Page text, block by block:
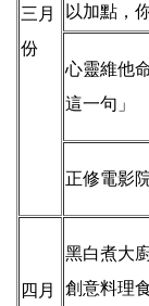
三月
份
以加點，
心靈維他
這一句」
正修電影
四月
黑白煮大
創意料理